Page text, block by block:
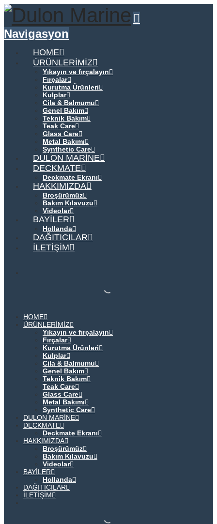
Navigasyon
HOME
ÜRÜNLERIMIZ
Yıkayın ve fırçalayın
Fırçalar
Kurutma Ürünleri
Kulplar
Cila & Balmumu
Genel Bakım
Teknik Bakım
Teak Care
Glass Care
Metal Bakımı
Synthetic Care
DULON MARINE
DECKMATE
Deckmate Ekranı
HAKKIMIZDA
Broşürümüz
Bakım Kılavuzu
Videolar
BAYILER
Hollanda
DAĞITICILAR
İLETIŞIM
HOME
ÜRÜNLERIMIZ
Yıkayın ve fırçalayın
Fırçalar
Kurutma Ürünleri
Kulplar
Cila & Balmumu
Genel Bakım
Teknik Bakım
Teak Care
Glass Care
Metal Bakımı
Synthetic Care
DULON MARINE
DECKMATE
Deckmate Ekranı
HAKKIMIZDA
Broşürümüz
Bakım Kılavuzu
Videolar
BAYILER
Hollanda
DAĞITICILAR
İLETIŞIM